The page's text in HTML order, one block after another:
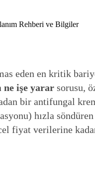
eden en kritik
ne işe yarar sorusu,
bir antifungal
hızla
fiyat verilerine